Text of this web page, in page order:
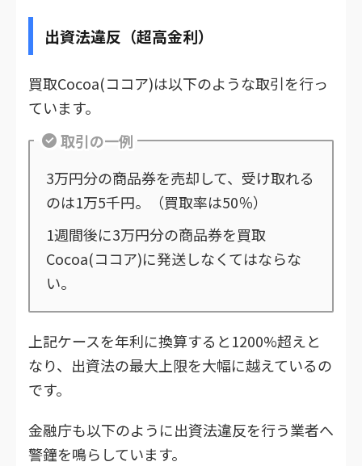
出資法違反（超高金利）
買取Cocoa(ココア)は以下のような取引を行っ
ています。
取引の一例
3万円分の商品券を売却して、受け取れる
のは1万5千円。（買取率は50％）
1週間後に3万円分の商品券を買取
Cocoa(ココア)に発送しなくてはならな
い。
上記ケースを年利に換算すると1200%超えと
なり、出資法の最大上限を大幅に越えているの
です。
金融庁も以下のように出資法違反を行う業者へ
警鐘を鳴らしています。